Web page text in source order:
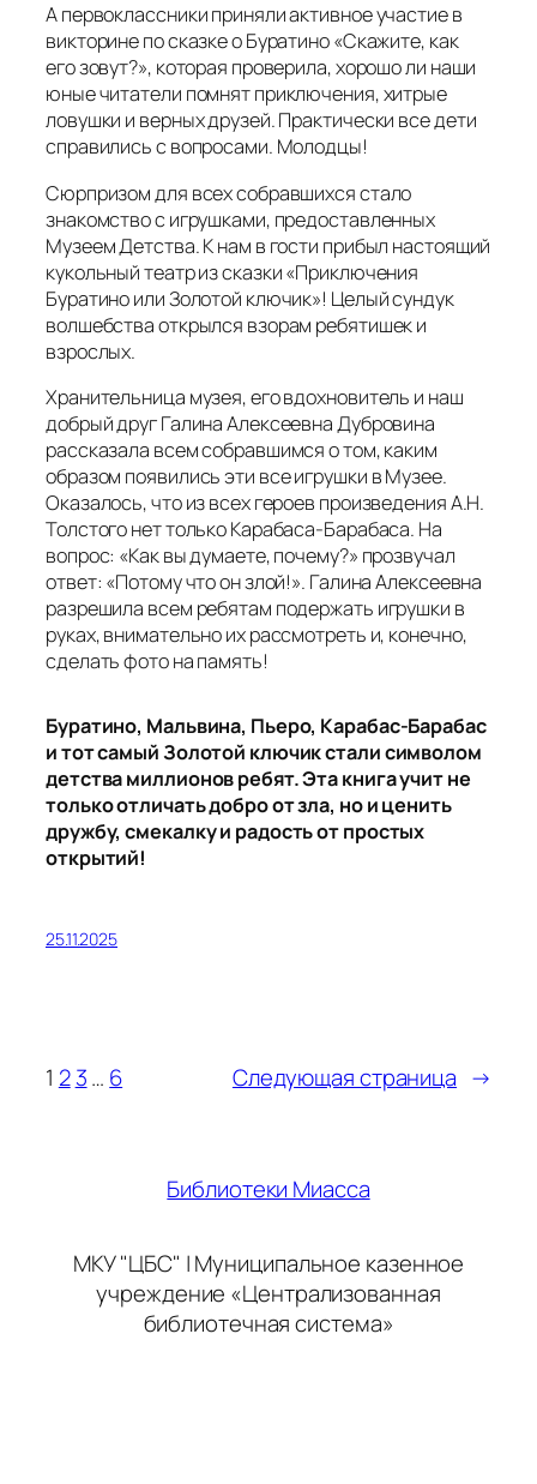
А первоклассники приняли активное участие в
викторине по сказке о Буратино «Скажите, как
его зовут?», которая проверила, хорошо ли наши
юные читатели помнят приключения, хитрые
ловушки и верных друзей. Практически все дети
справились с вопросами. Молодцы!
Сюрпризом для всех собравшихся стало
знакомство с игрушками, предоставленных
Музеем Детства. К нам в гости прибыл настоящий
кукольный театр из сказки «Приключения
Буратино или Золотой ключик»! Целый сундук
волшебства открылся взорам ребятишек и
взрослых.
Хранительница музея, его вдохновитель и наш
добрый друг Галина Алексеевна Дубровина
рассказала всем собравшимся о том, каким
образом появились эти все игрушки в Музее.
Оказалось, что из всех героев произведения А.Н.
Толстого нет только Карабаса-Барабаса. На
вопрос: «Как вы думаете, почему?» прозвучал
ответ: «Потому что он злой!». Галина Алексеевна
разрешила всем ребятам подержать игрушки в
руках, внимательно их рассмотреть и, конечно,
сделать фото на память!
Буратино, Мальвина, Пьеро, Карабас-Барабас
и тот самый Золотой ключик стали символом
детства миллионов ребят. Эта книга учит не
только отличать добро от зла, но и ценить
дружбу, смекалку и радость от простых
открытий!
25.11.2025
1 2 3… 6 Следующая страница →
Библиотеки Миасса
МКУ "ЦБС" | Муниципальное казенное
учреждение «Централизованная
библиотечная система»